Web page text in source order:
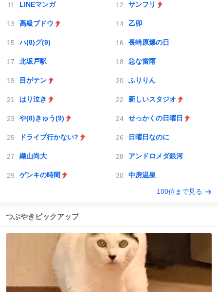
LINEマンガ サンフリ
高級ブドウ 乙卯
ハ(8)グ(9) 長崎原爆の日
北坂戸駅 急な雷雨
目がテン ふりりん
はり泣き 新しいスタジオ
や(8)きゅう(9) せっかくの日曜日
ドライブ行かない? 日曜日なのに
織山尚大 アンドロメダ銀河
ゲンキの時間 中房温泉
100位まで見る
つぶやきピックアップ